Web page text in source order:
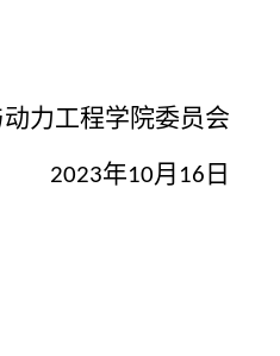
力工程学院委员会
2023年10月 16 日